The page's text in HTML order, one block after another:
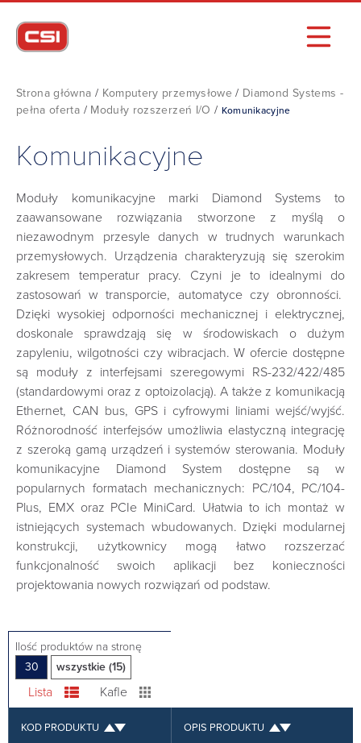
Strona główna / Komputery przemysłowe / Diamond Systems -
pełna oferta / Moduły rozszerzeń I/O / Komunikacyjne
Komunikacyjne
Moduły komunikacyjne marki Diamond Systems to
zaawansowane rozwiązania stworzone z myślą o
niezawodnym przesyle danych w trudnych warunkach
przemysłowych. Urządzenia charakteryzują się szerokim
zakresem temperatur pracy. Czyni je to idealnymi do
zastosowań w transporcie, automatyce czy obronności.
Dzięki wysokiej odporności mechanicznej i elektrycznej,
doskonale sprawdzają się w środowiskach o dużym
zapyleniu, wilgotności czy wibracjach. W ofercie dostępne
są moduły z interfejsami szeregowymi RS-232/422/485
(standardowymi oraz z optoizolacją). A także z komunikacją
Ethernet, CAN bus, GPS i cyfrowymi liniami wejść/wyjść.
Różnorodność interfejsów umożliwia elastyczną integrację
z szeroką gamą urządzeń i systemów sterowania. Moduły
komunikacyjne Diamond System dostępne są w
popularnych formatach mechanicznych: PC/104, PC/104-
Plus, EMX oraz PCIe MiniCard. Ułatwia to ich montaż w
istniejących systemach wbudowanych. Dzięki modularnej
konstrukcji, użytkownicy mogą łatwo rozszerzać
funkcjonalność swoich aplikacji bez konieczności
projektowania nowych rozwiązań od podstaw.
Ilość produktów na stronę
30
wszystkie (15)
Lista Kafle
KOD PRODUKTU OPIS PRODUKTU